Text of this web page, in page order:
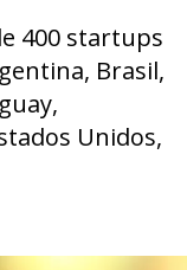
400 startups
Brasil,
Unidos,